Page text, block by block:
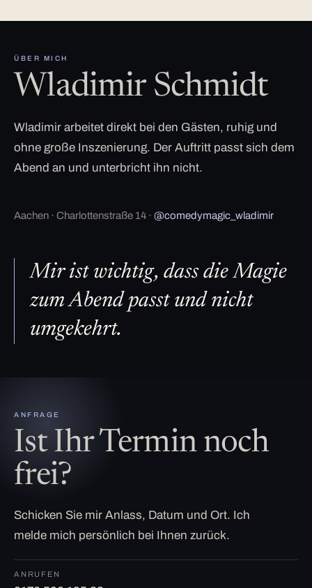
ÜBER MICH
Wladimir Schmidt
Wladimir arbeitet direkt bei den Gästen, ruhig und
ohne große Inszenierung. Der Auftritt passt sich dem
Abend an und unterbricht ihn nicht.
Aachen · Charlottenstraße 14 · @comedymagic_wladimir
Mir ist wichtig, dass die Magie
zum Abend passt und nicht
umgekehrt.
ANFRAGE
Ist Ihr Termin noch
frei?
Schicken Sie mir Anlass, Datum und Ort. Ich
melde mich persönlich bei Ihnen zurück.
ANRUFEN